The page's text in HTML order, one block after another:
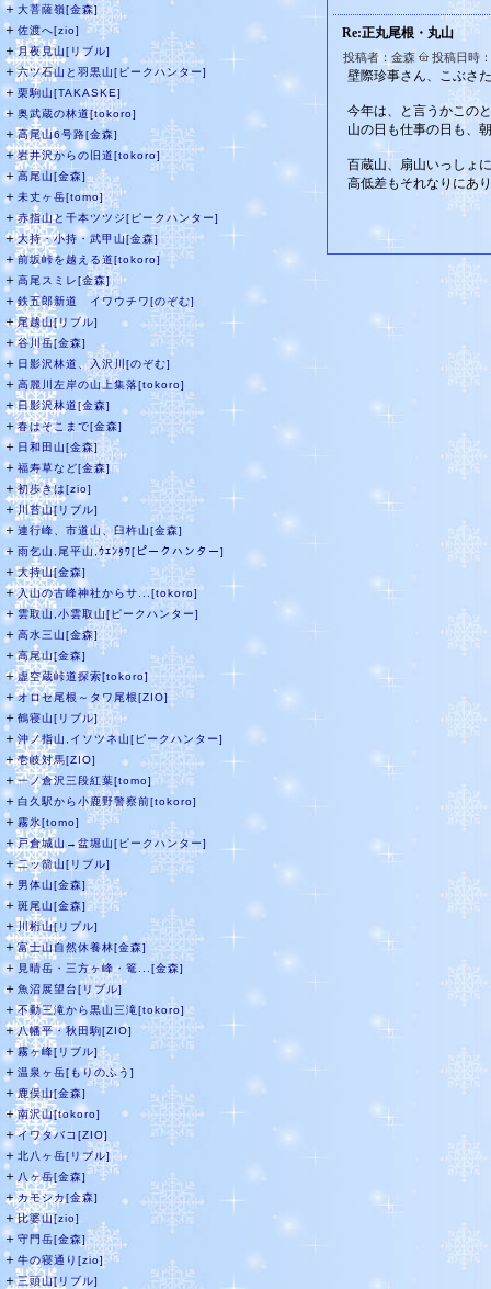
＋ 大菩薩嶺[金森]
＋ 佐渡へ[zio]
＋月夜見山[リブル]
＋六ツ石山と羽黒山[ピークハンター]
＋ 栗駒山[TAKASKE]
＋ 奥武蔵の林道[tokoro]
＋高尾山6号路[金森]
＋岩井沢からの旧道[tokoro]
＋ 高尾山[金森]
＋ 未丈ヶ岳[tomo]
＋赤指山と千本ツツジ[ピークハンター]
＋大持・小持・武甲山[金森]
＋前坂峠を越える道[tokoro]
＋ 高尾スミレ[金森]
＋鉄五郎新道 イワウチワ[のぞむ]
＋尾越山[リブル]
＋谷川岳[金森]
＋ 日影沢林道、入沢川[のぞむ]
＋ 高麗川左岸の山上集落[tokoro]
＋日影沢林道[金森]
＋春はそこまで[金森]
＋ 日和田山[金森]
＋ 福寿草など[金森]
＋初歩きは[zio]
＋川苔山[リブル]
＋ 連行峰、市道山、臼杵山[金森]
＋ 雨乞山,尾平山,ｳｴﾝﾀﾜ[ピークハンター]
＋大持山[金森]
＋入山の古峰神社からサ...[tokoro]
＋雲取山,小雲取山[ピークハンター]
＋ 高水三山[金森]
＋高尾山[金森]
＋虚空蔵峠道探索[tokoro]
＋オロセ尾根～タワ尾根[ZIO]
＋ 鶴寝山[リブル]
＋沖ノ指山,イソツネ山[ピークハンター]
＋壱岐対馬[ZIO]
＋一ノ倉沢三段紅葉[tomo]
＋ 白久駅から小鹿野警察前[tokoro]
＋ 霧氷[tomo]
＋戸倉城山→盆堀山[ピークハンター]
＋二ッ箭山[リブル]
＋ 男体山[金森]
＋ 斑尾山[金森]
＋川桁山[リブル]
＋富士山自然休養林[金森]
＋ 見晴岳・三方ヶ峰・篭...[金森]
＋ 魚沼展望台[リブル]
＋不動三滝から黒山三滝[tokoro]
＋八幡平・秋田駒[ZIO]
＋霧ヶ峰[リブル]
＋ 温泉ヶ岳[もりのふう]
＋鹿俣山[金森]
＋南沢山[tokoro]
＋イワタバコ[ZIO]
＋ 北八ヶ岳[リブル]
＋ 八ヶ岳[金森]
＋カモシカ[金森]
＋比婆山[zio]
＋ 守門岳[金森]
＋ 牛の寝通り[zio]
＋三頭山[リブル]
Re:正丸尾根・丸山
投稿者：金森 投稿日時
壁際珍事さん、こぶさ
今年は、と言うかこの
山の日も仕事の日も、
百蔵山、扇山いっしょ
高低差もそれなりにあ